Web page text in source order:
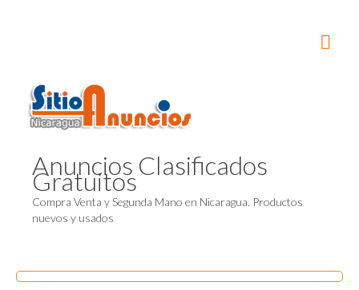
Anuncios Clasificados
Gratuitos
Compra Venta y Segunda Mano en Nicaragua. Productos
nuevos y usados